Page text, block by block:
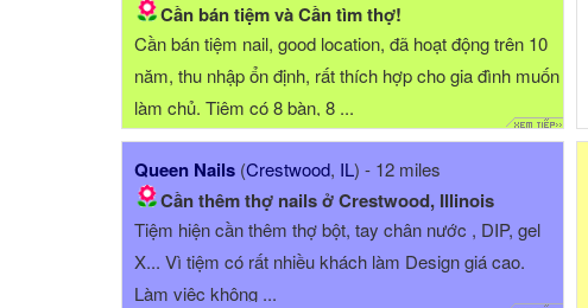
Cần bán tiệm và Cần tìm thợ!
Cần bán tiệm nail, good location, đã hoạt động trên 10
năm, thu nhập ổn định, rất thích hợp cho gia đình muốn
làm chủ. Tiệm có 8 bàn, 8 ...
Queen Nails (Crestwood, IL) - 12 miles
Cần thêm thợ nails ở Crestwood, Illinois
Tiệm hiện cần thêm thợ bột, tay chân nước , DIP, gel
X... Vì tiệm có rất nhiều khách làm Design giá cao.
Làm việc không ...